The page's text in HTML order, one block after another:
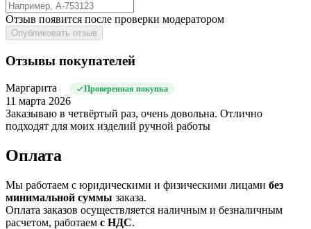
Отзыв появится после проверки модератором
Опубликовать отзыв
Отзывы покупателей
Маргарита Проверенная покупка
11 марта 2026
Заказываю в четвёртый раз, очень довольна. Отлично
подходят для моих изделий ручной работы
Оплата
Мы работаем с юридическими и физическими лицами без
минимальной суммы заказа.
Оплата заказов осуществляется наличным и безналичным
расчетом, работаем с НДС.